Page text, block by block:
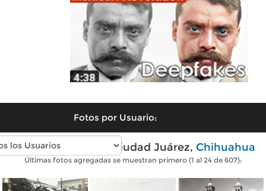
Fotos por Usuario:
Fotos antiguas de Ciudad Juárez, Chihuahua
Últimas fotos agregadas se muestran primero (1 al 24 de 607):